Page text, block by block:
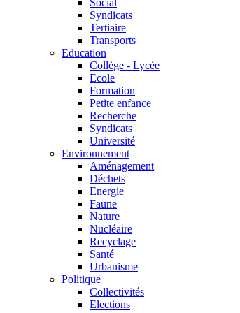
Social
Syndicats
Tertiaire
Transports
Education
Collège - Lycée
Ecole
Formation
Petite enfance
Recherche
Syndicats
Université
Environnement
Aménagement
Déchets
Energie
Faune
Nature
Nucléaire
Recyclage
Santé
Urbanisme
Politique
Collectivités
Elections